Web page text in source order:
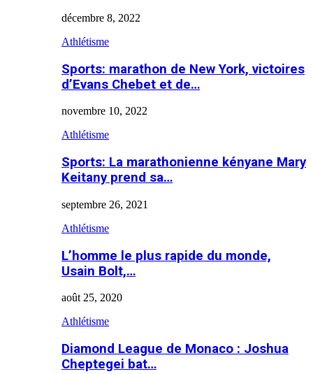
décembre 8, 2022
Athlétisme
Sports: marathon de New York, victoires
d’Evans Chebet et de…
novembre 10, 2022
Athlétisme
Sports: La marathonienne kényane Mary
Keitany prend sa…
septembre 26, 2021
Athlétisme
L’homme le plus rapide du monde,
Usain Bolt,…
août 25, 2020
Athlétisme
Diamond League de Monaco : Joshua
Cheptegei bat…